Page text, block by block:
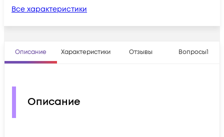
Все характеристики
Описание Характеристики Отзывы Вопросы1
Описание